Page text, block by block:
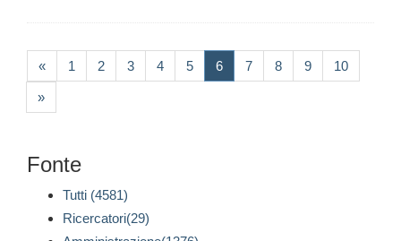
« 1 2 3 4 5 6(current)
7 8 9 10
»
Fonte
Tutti (4581)
Ricercatori(29)